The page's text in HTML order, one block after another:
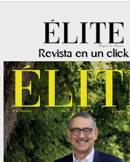
Revista en un click